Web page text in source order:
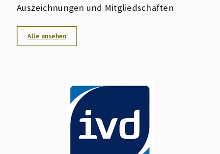
Auszeichnungen und Mitgliedschaften
Alle ansehen